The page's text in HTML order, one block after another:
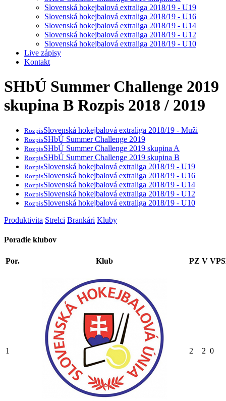
Slovenská hokejbalová extraliga 2018/19 - U19
Slovenská hokejbalová extraliga 2018/19 - U16
Slovenská hokejbalová extraliga 2018/19 - U14
Slovenská hokejbalová extraliga 2018/19 - U12
Slovenská hokejbalová extraliga 2018/19 - U10
Live zápisy
Kontakt
SHbÚ Summer Challenge 2019
skupina B Rozpis 2018 / 2019
RozpisSlovenská hokejbalová extraliga 2018/19 - Muži
RozpisSHbÚ Summer Challenge 2019
RozpisSHbÚ Summer Challenge 2019 skupina A
RozpisSHbÚ Summer Challenge 2019 skupina B
RozpisSlovenská hokejbalová extraliga 2018/19 - U19
RozpisSlovenská hokejbalová extraliga 2018/19 - U16
RozpisSlovenská hokejbalová extraliga 2018/19 - U14
RozpisSlovenská hokejbalová extraliga 2018/19 - U12
RozpisSlovenská hokejbalová extraliga 2018/19 - U10
Produktivita Strelci Brankári Kluby
Poradie klubov
Por. Klub PZ V
1 2 2 0